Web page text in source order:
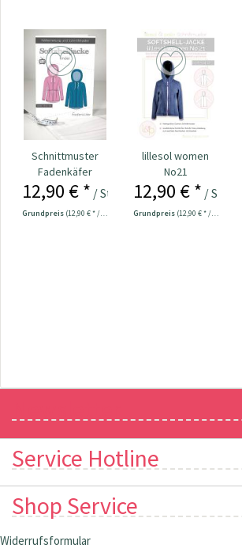
Schnittmuster
Fadenkäfer
Softshelljacken
12,90 € * / Stück
Grundpreis (12,90 € * / 1 Stück)
lillesol women
No21
Softshelljacke
12,90 € * / Stück
Grundpreis (12,90 € * / 1 Stück)
Service Hotline
Shop Service
Widerrufsformular